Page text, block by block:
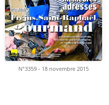
N°3359 - 18 novembre 2015